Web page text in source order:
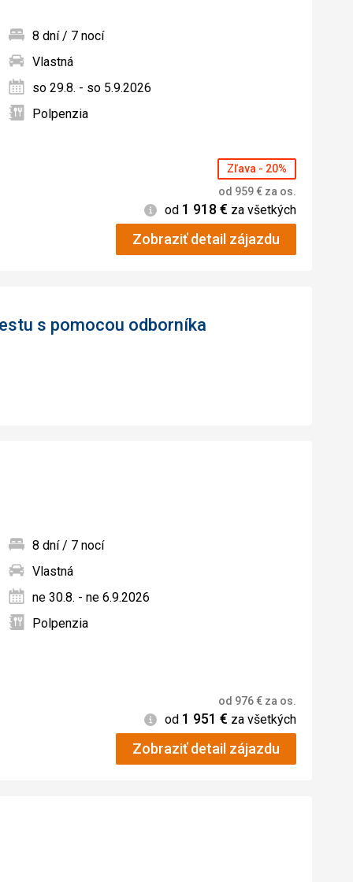
8 dní / 7 nocí
Vlastná
so 29.8. - so 5.9.2026
Polpenzia
Zľava - 20%
od 959€ za os.
Informácie
od 1 918 € za všetkých
Zobraziť detail zájazdu
s pomocou odborníka
8 dní / 7 nocí
Vlastná
ne 30.8. - ne 6.9.2026
Polpenzia
od 976€ za os.
Informácie
od 1 951 € za všetkých
Zobraziť detail zájazdu